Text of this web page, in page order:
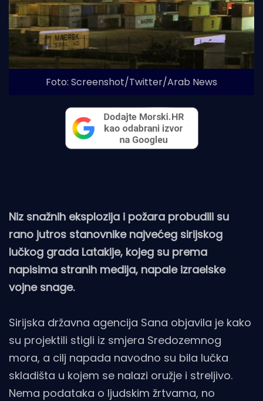
Foto: Screenshot/Twitter/Arab News
Niz snažnih eksplozija i požara probudili su
rano jutros stanovnike najvećeg sirijskog
lučkog grada Latakije, kojeg su prema
napisima stranih medija, napale izraelske
vojne snage.
Sirijska državna agencija Sana objavila je kako
su projektili stigli iz smjera Sredozemnog
mora, a cilj napada navodno su bila lučka
skladišta u kojem se nalazi oružje i streljivo.
Nema podataka o ljudskim žrtvama, no